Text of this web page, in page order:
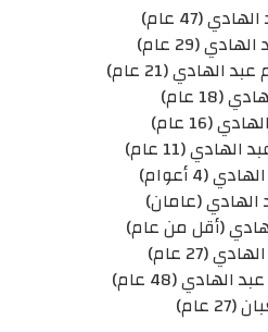
(47 عام)
(29 عام)
(21 عام)
عام)
(16 عام)
(11 عام)
(4 أعوام)
(عامان)
(أقل من عام)
(27 عام)
(48 عام)
عام)